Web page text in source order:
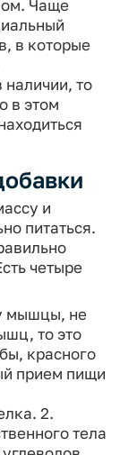
Чаще
в которые
наличии, то
в этом
и
питаться.
четыре
мышцы, не
то это
красного
прием пищи
2.
тела